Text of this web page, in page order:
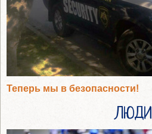
Теперь мы в безопасности!
ЛЮДИ